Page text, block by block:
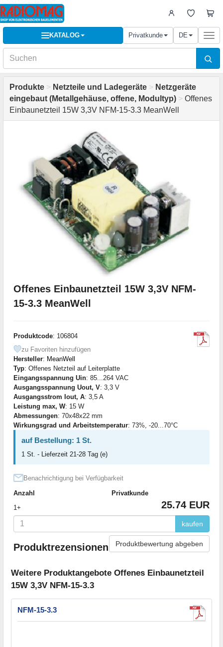
KATALOG Privatkunde DE
Produkte > Netzteile und Ladegeräte > Netzgeräte
eingebaut (Metallgehäuse, offene, Modultyp) > Offenes
Einbaunetzteil 15W 3,3V NFM-15-3.3 MeanWell
Offenes Einbaunetzteil 15W 3,3V NFM-
15-3.3 MeanWell
Produktcode: 106804
zu Favoriten hinzufügen
Hersteller: MeanWell
Typ: Offenes Netzteil auf Leiterplatte
Eingangsspannung Uin: 85...264 VAC
Ausgangsspannung Uout, V: 3,3 V
Ausgangsstrom Iout, A: 3,5 A
Leistung max, W: 15 W
Abmessungen: 70x48x22 mm
Wirkungsgrad und Arbeitstemperatur: 73%, -20...70°C
auf Bestellung: 1 St.
1 St. - Lieferzeit 21-28 Tag (e)
Benachrichtigung bei Verfügbarkeit
Anzahl
Privatkunde
1+
25.74 EUR
kaufen
Produktrezensionen Produktbewertung abgeben
Weitere Produktangebote Offenes Einbaunetzteil
15W 3,3V NFM-15-3.3
NFM-15-3.3